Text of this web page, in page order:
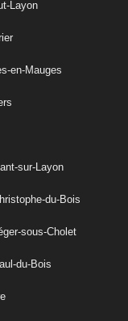
Layon
en-Mauges
sur-Layon
du-Bois
sous-Cholet
du-Bois